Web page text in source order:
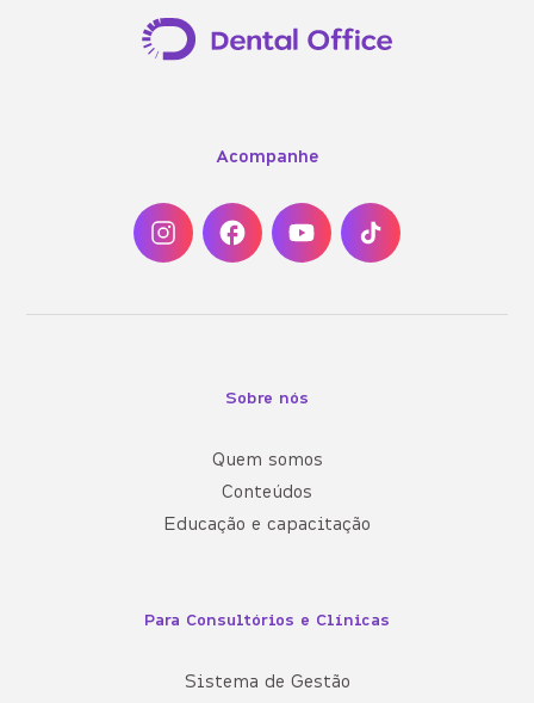
Acompanhe
Sobre nós
Quem somos
Conteúdos
Educação e capacitação
Para Consultórios e Clínicas
Sistema de Gestão